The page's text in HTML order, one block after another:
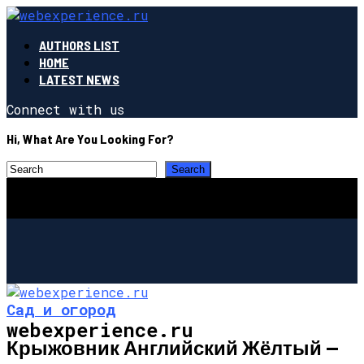
AUTHORS LIST
HOME
LATEST NEWS
Connect with us
Hi, What Are You Looking For?
webexperience.ru
Сад и огород
Крыжовник Английский Жёлтый —